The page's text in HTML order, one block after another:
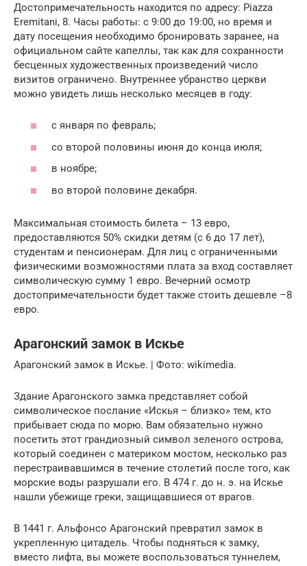
Достопримечательность находится по адресу: Piazza
Eremitani, 8. Часы работы: с 9:00 до 19:00, но время и
дату посещения необходимо бронировать заранее, на
официальном сайте капеллы, так как для сохранности
бесценных художественных произведений число
визитов ограничено. Внутреннее убранство церкви
можно увидеть лишь несколько месяцев в году:
с января по февраль;
со второй половины июня до конца июля;
в ноябре;
во второй половине декабря.
Максимальная стоимость билета – 13 евро,
предоставляются 50% скидки детям (с 6 до 17 лет),
студентам и пенсионерам. Для лиц с ограниченными
физическими возможностями плата за вход составляет
символическую сумму 1 евро. Вечерний осмотр
достопримечательности будет также стоить дешевле –8
евро.
Арагонский замок в Искье
Арагонский замок в Искье. | Фото: wikimedia.
Здание Арагонского замка представляет собой
символическое послание «Искья – близко» тем, кто
прибывает сюда по морю. Вам обязательно нужно
посетить этот грандиозный символ зеленого острова,
который соединен с материком мостом, несколько раз
перестраивавшимся в течение столетий после того, как
морские воды разрушали его. В 474 г. до н. э. на Искье
нашли убежище греки, защищавшиеся от врагов.
В 1441 г. Альфонсо Арагонский превратил замок в
укрепленную цитадель. Чтобы подняться к замку,
вместо лифта, вы можете воспользоваться туннелем,